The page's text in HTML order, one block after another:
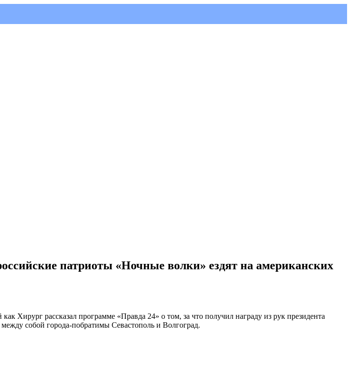
патриоты «Ночные волки» ездят на американских
Хирург рассказал программе «Правда 24» о том, за что получил награду из рук президента
собой города-побратимы Севастополь и Волгоград.